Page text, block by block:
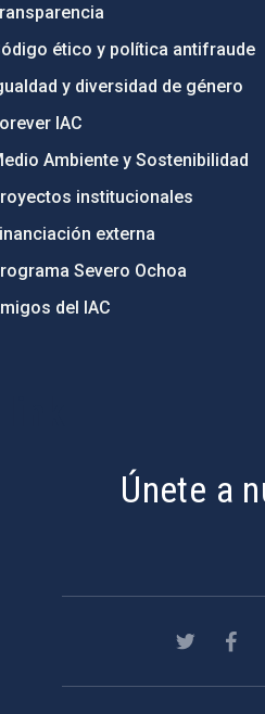
ético y política antifraude
y diversidad de género
IAC
Ambiente y Sostenibilidad
institucionales
externa
Severo Ochoa
del IAC
Únete a